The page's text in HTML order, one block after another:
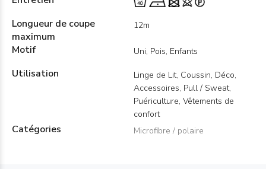
Longueur de coupe
maximum
12m
Motif Uni, Pois, Enfants
Utilisation
Linge de Lit, Coussin, Déco,
Accessoires, Pull / Sweat,
Puériculture, Vêtements de
confort
Catégories Microfibre / polaire